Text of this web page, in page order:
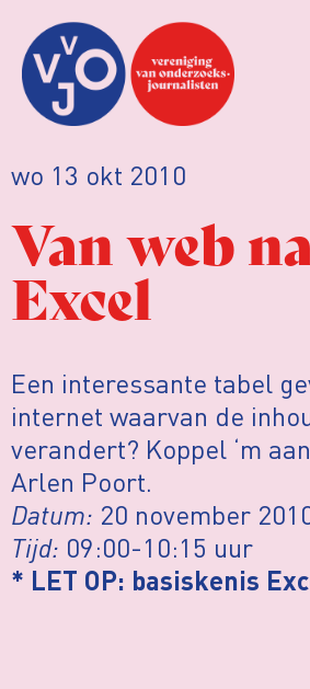
wo 13 okt 2010
Van web
Excel
Een interessante tabel
internet waarvan de
verandert? Koppel ‘m
Arlen Poort.
Datum: 20 november
Tijd: 09:00-10:15 uur
* LET OP: basiskenis